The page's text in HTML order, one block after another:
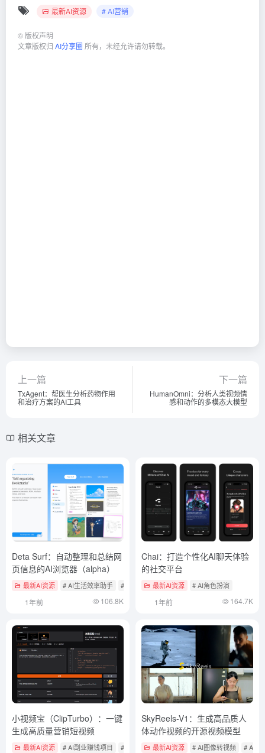
最新AI资源 # AI营销
© 版权声明
文章版权归 AI分享圈 所有，未经允许请勿转载。
上一篇
TxAgent：帮医生分析药物作用
和治疗方案的AI工具
下一篇
HumanOmni：分析人类视频情
感和动作的多模态大模型
相关文章
Deta Surf：自动整理和总结网
页信息的AI浏览器（alpha）
最新AI资源 # AI生活效率助手 # 浏览器AI助手
1年前 106.8K
Chai：打造个性化AI聊天体验
的社交平台
最新AI资源 # AI角色扮演
1年前 164.7K
小视频宝（ClipTurbo）：一键
生成高质量营销短视频
最新AI资源 # AI副业赚钱项目 # AI视频生成工具
SkyReels-V1：生成高品质人
体动作视频的开源视频模型
最新AI资源 # AI图像转视频 # AI开